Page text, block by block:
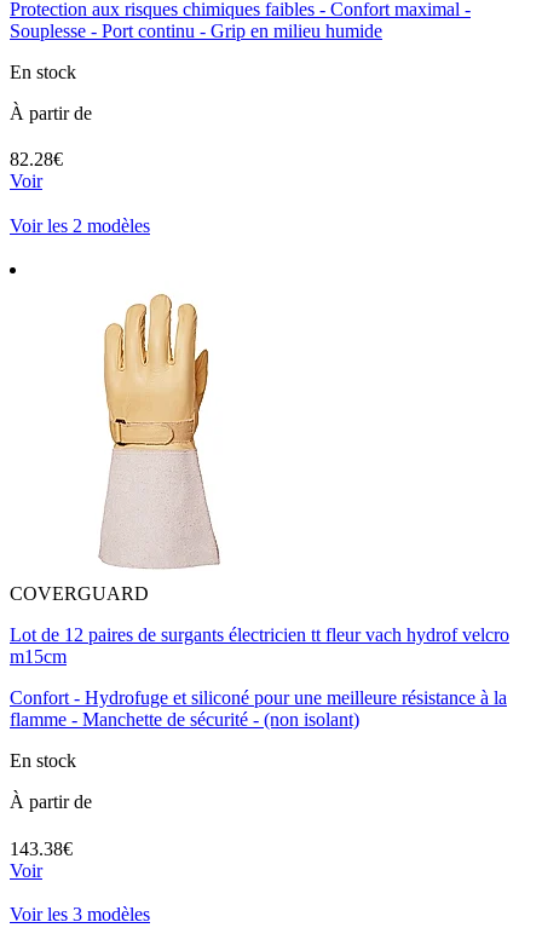
Protection aux risques chimiques faibles - Confort maximal -
Souplesse - Port continu - Grip en milieu humide
En stock
À partir de
82.28€
Voir
Voir les 2 modèles
COVERGUARD
Lot de 12 paires de surgants électricien tt fleur vach hydrof velcro
m15cm
Confort - Hydrofuge et siliconé pour une meilleure résistance à la
flamme - Manchette de sécurité - (non isolant)
En stock
À partir de
143.38€
Voir
Voir les 3 modèles